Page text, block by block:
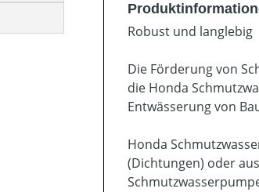
Robust und langlebig
Die Förderung von
die Honda
Entwässerung von
Honda
(Dichtungen) oder